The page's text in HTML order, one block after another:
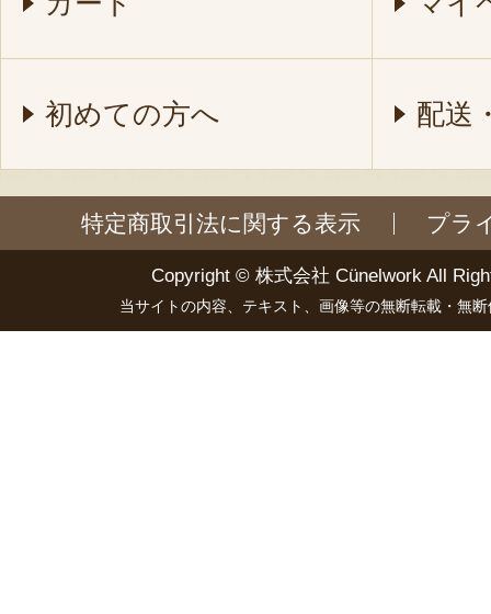
初めての方へ 配送
特定商取引法に関する表示 プラ
Copyright © 株式会社 Cünelwork All
当サイトの内容、テキスト、画像等の無断転載・無